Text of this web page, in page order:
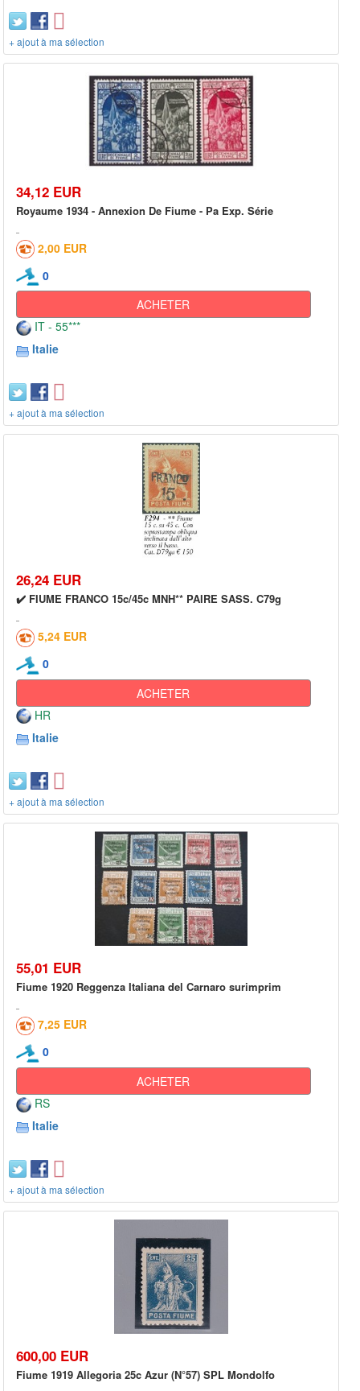
+ ajout à ma sélection
34,12 EUR
Royaume 1934 - Annexion De Fiume - Pa Exp. Série
2,00 EUR
0
ACHETER
IT - 55***
Italie
+ ajout à ma sélection
26,24 EUR
✔️ FIUME FRANCO 15c/45c MNH** PAIRE SASS. C79g
5,24 EUR
0
ACHETER
HR
Italie
+ ajout à ma sélection
55,01 EUR
Fiume 1920 Reggenza Italiana del Carnaro surimprim
7,25 EUR
0
ACHETER
RS
Italie
+ ajout à ma sélection
600,00 EUR
Fiume 1919 Allegoria 25c Azur (N°57) SPL Mondolfo